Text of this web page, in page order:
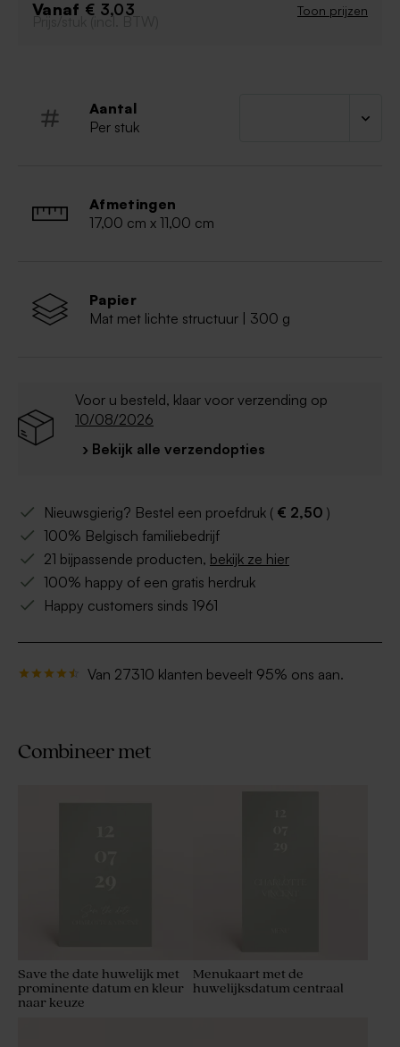
kaart weerspiegelt jullie unieke liefde.
Kies voor een kaart die jullie verhaal vertelt.
Vanaf € 3,03 Toon prijzen
Prijs/stuk (incl. BTW)
Aantal
Per stuk
Afmetingen
17,00 cm x 11,00 cm
Papier
Mat met lichte structuur | 300 g
Voor u besteld, klaar voor verzending op
10/08/2026
› Bekijk alle verzendopties
Nieuwsgierig? Bestel een proefdruk ( € 2,50 )
100% Belgisch familiebedrijf
21 bijpassende producten, bekijk ze hier
100% happy of een gratis herdruk
Happy customers sinds 1961
Van 27310 klanten beveelt 95% ons aan.
Combineer met
Save the date huwelijk met
prominente datum en kleur
naar keuze
Menukaart met de
huwelijksdatum centraal